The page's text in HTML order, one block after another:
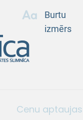
Burtu
izmērs
Cenu aptaujas